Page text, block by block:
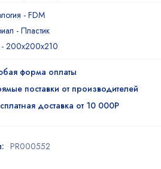
5
- FDM
- Пластик
200x200x210
форма оплаты
поставки от производителей
доставка от 10 000Р
PR000552